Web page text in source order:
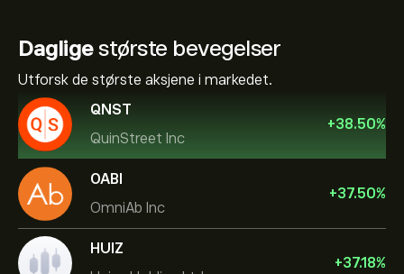
Dagligestørste bevegelser
Utforsk de største aksjene i markedet.
QNST
QuinStreet Inc
+38.50%
OABI
OmniAb Inc
+37.50%
HUIZ
+37.18%